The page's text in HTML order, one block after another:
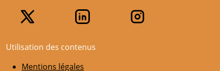
Utilisation des contenus
Mentions légales